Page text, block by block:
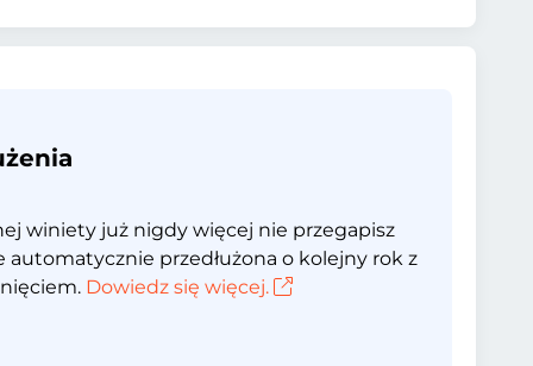
winiety już nigdy więcej nie przegapisz
przedłużona o kolejny rok z
Dowiedz się więcej.